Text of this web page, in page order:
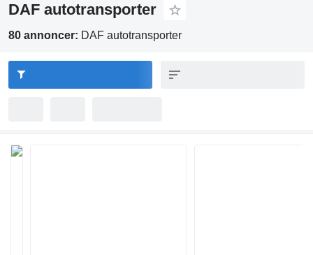
DAF autotransporter
80 annoncer: DAF autotransporter